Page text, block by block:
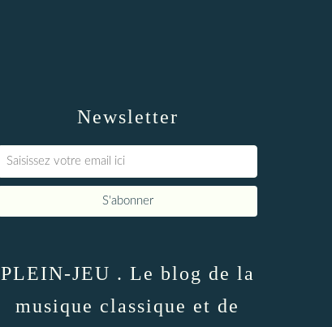
Newsletter
PLEIN-JEU . Le blog de la
musique classique et de